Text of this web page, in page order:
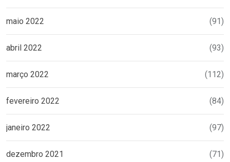
maio 2022 (91)
abril 2022 (93)
março 2022 (112)
fevereiro 2022 (84)
janeiro 2022 (97)
dezembro 2021 (71)